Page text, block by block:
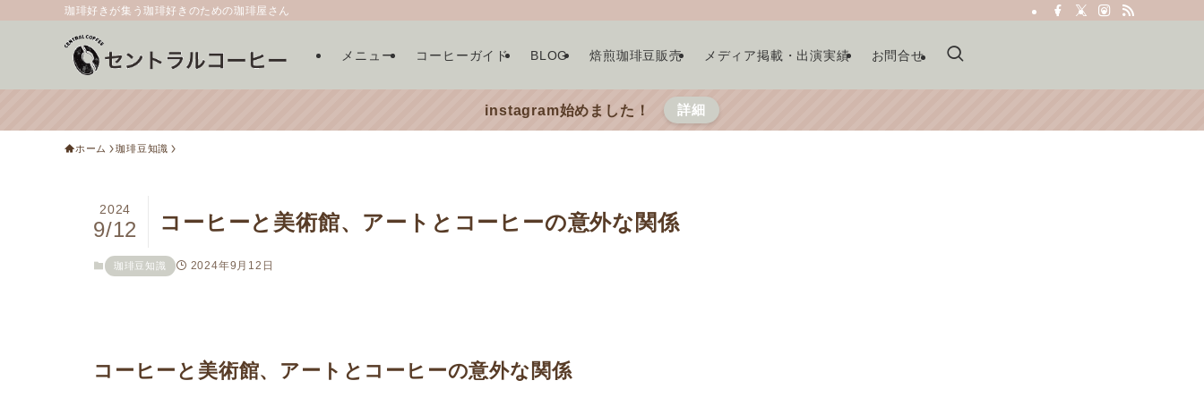
珈琲好きが集う珈琲好きのための珈琲屋さん
メニュー コーヒーガイド BLOG 焙煎珈琲豆販売 メディア掲載・出演実績 お問合せ
instagram始めました！ 詳細
ホーム 珈琲豆知識
コーヒーと美術館、アートとコーヒーの意外な関係
2024
9/12
珈琲豆知識 2024年9月12日
コーヒーと美術館、アートとコーヒーの意外な関係